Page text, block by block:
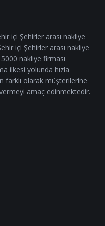
içi Şehirler arası nakliye
içi Şehirler arası nakliye
nakliye firması
ilkesi yolunda hızla
farklı olarak müşterilerine
amaç edinmektedir.